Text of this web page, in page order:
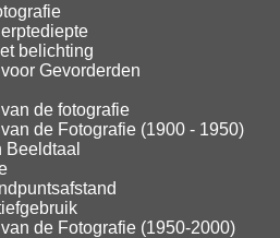
belichting
Gevorderden
de fotografie
de Fotografie (1900 - 1950)
de Fotografie (1950-2000)